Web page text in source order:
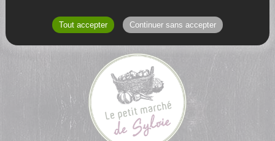
Tout accepter Continuer sans accepter